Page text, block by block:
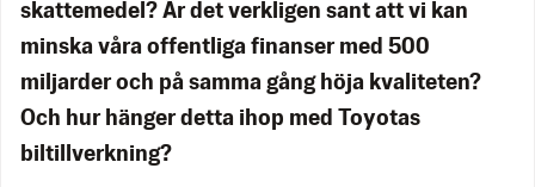
skattemedel? Är det verkligen sant att vi kan
minska våra offentliga finanser med 500
miljarder och på samma gång höja kvaliteten?
Och hur hänger detta ihop med Toyotas
biltillverkning?